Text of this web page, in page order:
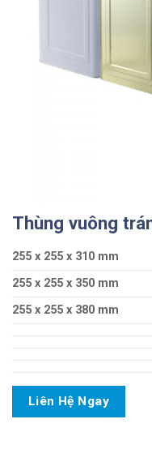
Thùng vuông
255 x 255 x 310 mm
255 x 255 x 350 mm
255 x 255 x 380 mm
Liên Hệ Ngay